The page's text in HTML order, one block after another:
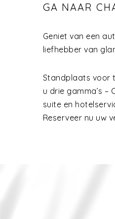
GA NAAR
Geniet van een
liefhebber van
Standplaats voor
u drie gamma’s
suite en
Reserveer nu uw